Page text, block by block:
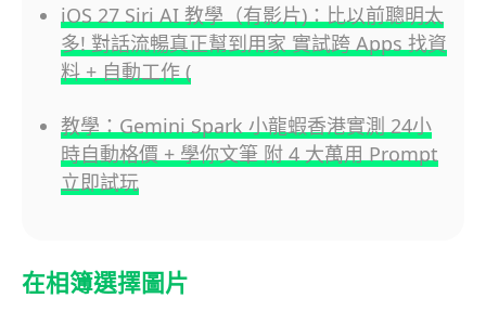
iOS 27 Siri AI 教學（有影片)：比以前聰明太
多! 對話流暢真正幫到用家 實試跨 Apps 找資
料 + 自動工作 (
教學：Gemini Spark 小龍蝦香港實測 24小
時自動格價 + 學你文筆 附 4 大萬用 Prompt
立即試玩
在相簿選擇圖片